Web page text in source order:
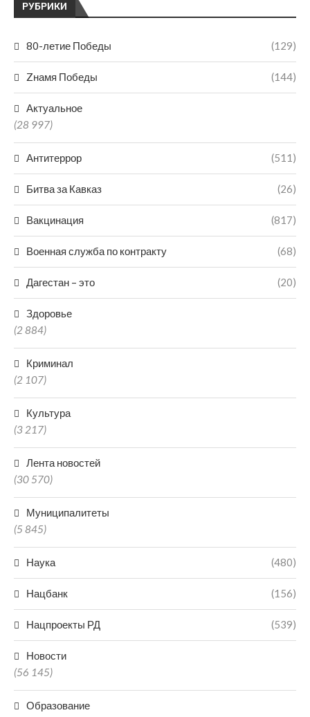
РУБРИКИ
80-летие Победы (129)
Zнамя Победы (144)
Актуальное
(28 997)
Антитеррор (511)
Битва за Кавказ (26)
Вакцинация (817)
Военная служба по контракту (68)
Дагестан – это (20)
Здоровье
(2 884)
Криминал
(2 107)
Культура
(3 217)
Лента новостей
(30 570)
Муниципалитеты
(5 845)
Наука (480)
Нацбанк (156)
Нацпроекты РД (539)
Новости
(56 145)
Образование